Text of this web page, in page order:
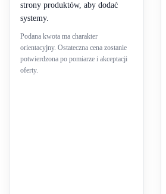
strony produktów, aby dodać
systemy.
Podana kwota ma charakter
orientacyjny. Ostateczna cena zostanie
potwierdzona po pomiarze i akceptacji
oferty.